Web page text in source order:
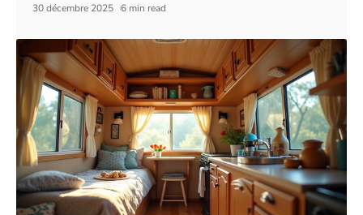
30 décembre 2025 6 min read